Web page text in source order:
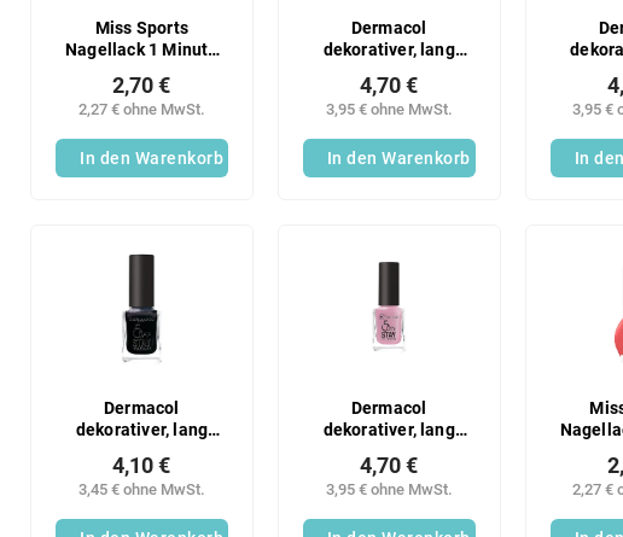
Miss Sports
Nagellack 1 Minute
2,27 € ohne MwSt.
2,70 €
In den Warenkorb
Dermacol
dekorativer, lang
Nagellack 5DaysStay
Nr. 03
3,95 € ohne MwSt.
4,70 €
In den Warenkorb
3,95 €
In
Dermacol
dekorativer, lang
Nagellack 5DaysStay
Nr. 55
3,45 € ohne MwSt.
4,10 €
Dermacol
dekorativer, lang
Nagellack 5DaysStay
Nr. 10
3,95 € ohne MwSt.
4,70 €
2,27 €